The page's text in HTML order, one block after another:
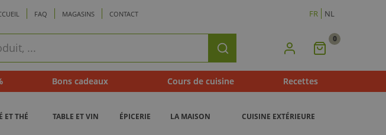
FAQ MAGASINS CONTACT FR NL
Rechercher Mon
0
Bons cadeaux Cours de cuisine Recettes
ET THÉ TABLE ET VIN ÉPICERIE LA MAISON CUISINE EXTÉRIEURE